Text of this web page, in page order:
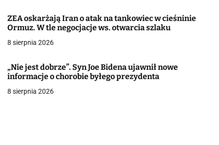
w
p
s
u
ZEA oskarżają Iran o atak na tankowiec w cieśninie
Ormuz. W tle negocjacje ws. otwarcia szlaku
8 sierpnia 2026
„Nie jest dobrze”. Syn Joe Bidena ujawnił nowe
informacje o chorobie byłego prezydenta
8 sierpnia 2026